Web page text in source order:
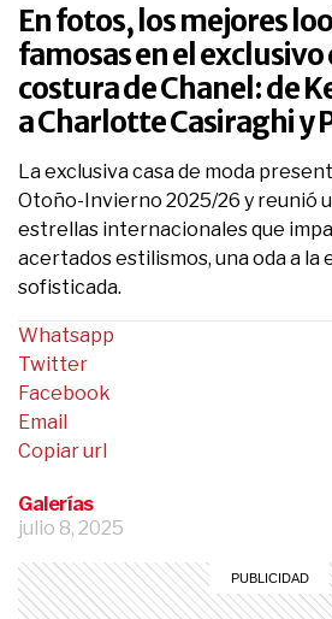
En fotos, los mejores
famosas en el
costura de Chanel: de
a Charlotte Casiraghi y
La exclusiva casa de moda
Otoño-Invierno 2025/26 y reunió
estrellas internacionales que
acertados estilismos, una oda a la
sofisticada.
Galerías
julio 8, 2025
Whatsapp
Twitter
Facebook
Email
Copiar url